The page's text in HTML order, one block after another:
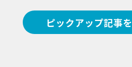
ピックアップ記事